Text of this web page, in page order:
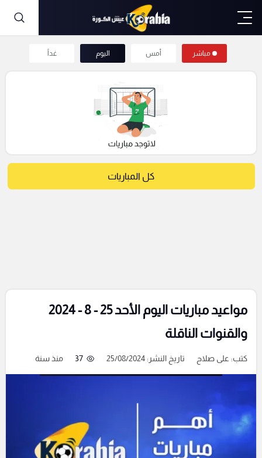
مباشر أمس اليوم غداً
كل المباريات
مواعيد مباريات اليوم الأحد 25 - 8 - 2024
والقنوات الناقلة
كتب: على صلاح تاريخ النشر: 25/08/2024 37 منذ سنة